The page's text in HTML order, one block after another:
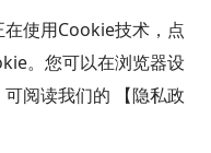
Digital Technology
我们
使用Cookie技术，点
。您可以在浏览器设
阅读我们的
【隐私政